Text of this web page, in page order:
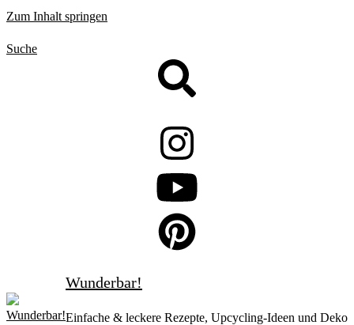
Zum Inhalt springen
Suche
Wunderbar!
Einfache & leckere Rezepte, Upcycling-Ideen und Deko